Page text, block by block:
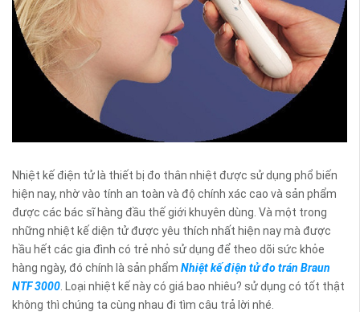
Nhiệt kế điện tử là thiết bị đo thân nhiệt được sử dụng phổ biến
hiện nay, nhờ vào tính an toàn và độ chính xác cao và sản phẩm
được các bác sĩ hàng đầu thế giới khuyên dùng. Và một trong
những nhiệt kế diện tử được yêu thích nhất hiện nay mà được
hầu hết các gia đình có trẻ nhỏ sử dụng để theo dõi sức khỏe
hàng ngày, đó chính là sản phẩm Nhiệt kế điện tử đo trán Braun
NTF 3000 . Loại nhiệt kế này có giá bao nhiêu? sử dụng có tốt thật
không thì chúng ta cùng nhau đi tìm câu trả lời nhé.